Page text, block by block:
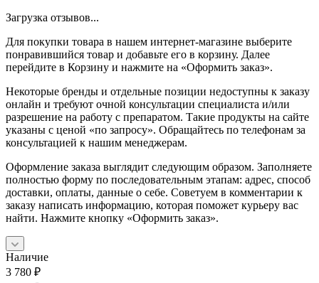
Загрузка отзывов...
Для покупки товара в нашем интернет-магазине выберите
понравившийся товар и добавьте его в корзину. Далее
перейдите в Корзину и нажмите на «Оформить заказ».
Некоторые бренды и отдельные позиции недоступны к заказу
онлайн и требуют очной консультации специалиста и/или
разрешение на работу с препаратом. Такие продукты на сайте
указаны с ценой «по запросу». Обращайтесь по телефонам за
консультацией к нашим менеджерам.
Оформление заказа выглядит следующим образом. Заполняете
полностью форму по последовательным этапам: адрес, способ
доставки, оплаты, данные о себе. Советуем в комментарии к
заказу написать информацию, которая поможет курьеру вас
найти. Нажмите кнопку «Оформить заказ».
Наличие
3 780 ₽